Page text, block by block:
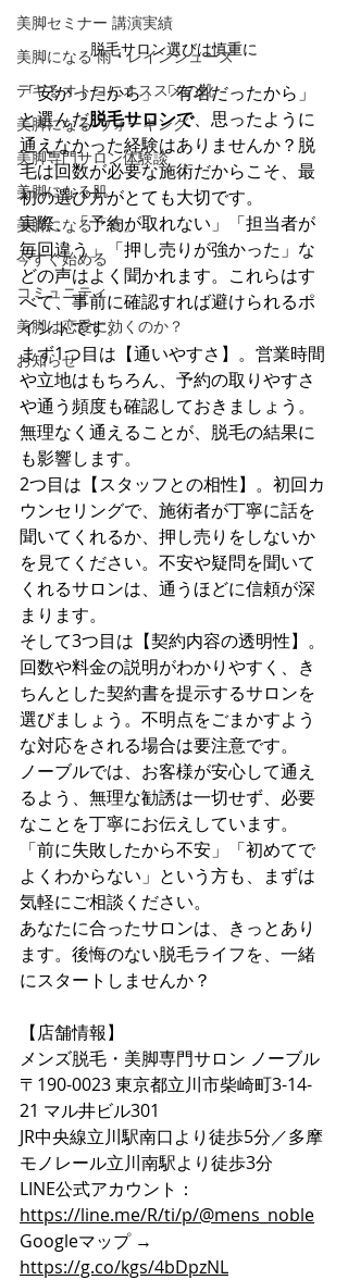
美脚セミナー 講演実績
美脚になる 雨・レインシューズ
デキるオトコにオススメの靴
美脚になる ウォーキング
美脚専門サロン体験談
美脚になる肌
美脚になる「食」
今すぐ始める
コミュニティ
美脚は恋愛に効くのか？
お知らせ
脱毛サロン選びは慎重に
「安かったから」「有名だったから」
と選んだ脱毛サロンで、思ったように
通えなかった経験はありませんか？脱
毛は回数が必要な施術だからこそ、最
初の選び方がとても大切です。
実際、「予約が取れない」「担当者が
毎回違う」「押し売りが強かった」な
どの声はよく聞かれます。これらはす
べて、事前に確認すれば避けられるポ
イントです。
まず1つ目は【通いやすさ】。営業時間
や立地はもちろん、予約の取りやすさ
や通う頻度も確認しておきましょう。
無理なく通えることが、脱毛の結果に
も影響します。
2つ目は【スタッフとの相性】。初回カ
ウンセリングで、施術者が丁寧に話を
聞いてくれるか、押し売りをしないか
を見てください。不安や疑問を聞いて
くれるサロンは、通うほどに信頼が深
まります。
そして3つ目は【契約内容の透明性】。
回数や料金の説明がわかりやすく、き
ちんとした契約書を提示するサロンを
選びましょう。不明点をごまかすよう
な対応をされる場合は要注意です。
ノーブルでは、お客様が安心して通え
るよう、無理な勧誘は一切せず、必要
なことを丁寧にお伝えしています。
「前に失敗したから不安」「初めてで
よくわからない」という方も、まずは
気軽にご相談ください。
あなたに合ったサロンは、きっとあり
ます。後悔のない脱毛ライフを、一緒
にスタートしませんか？
【店舗情報】
メンズ脱毛・美脚専門サロン ノーブル
〒190-0023 東京都立川市柴崎町3-14-
21 マル井ビル301
JR中央線立川駅南口より徒歩5分／多摩
モノレール立川南駅より徒歩3分
LINE公式アカウント：
https://line.me/R/ti/p/@mens_noble
Googleマップ →
https://g.co/kgs/4bDpzNL